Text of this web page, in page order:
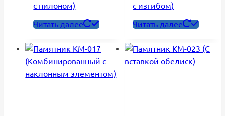
с пилоном)
Читать далее
с изгибом)
Читать далее